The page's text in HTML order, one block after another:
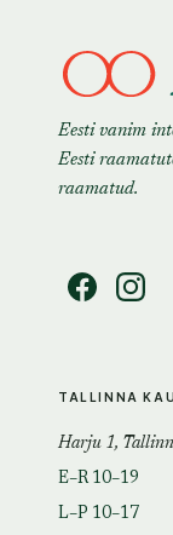
Eesti vanim
Eesti
raamatud.
TALLINNA
Harju 1, Tallinn
E–R 10–19
L–P 10–17